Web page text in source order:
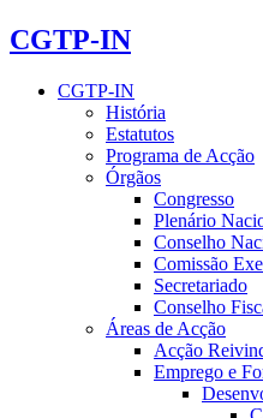
CGTP-IN
CGTP-IN
História
Estatutos
Programa de Acção
Órgãos
Congresso
Plenário
Conselho
Comissão
Secretariado
Conselho
Áreas de Acção
Acção
Emprego e